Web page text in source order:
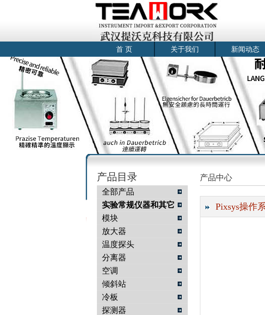
武汉提沃克科技有限公司
首 页 关于我们 新闻动态
产品目录
全部产品
实验常规仪器和其它
模块
放大器
温度探头
分离器
空调
倾斜站
冷板
探测器
产品中心
Pixsys操作